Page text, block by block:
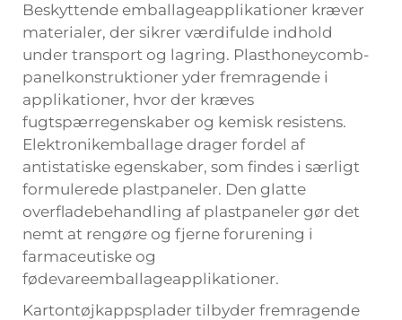
Beskyttende emballageapplikationer kræver
materialer, der sikrer værdifulde indhold
under transport og lagring. Plasthoneycomb-
panelkonstruktioner yder fremragende i
applikationer, hvor der kræves
fugtspærregenskaber og kemisk resistens.
Elektronikemballage drager fordel af
antistatiske egenskaber, som findes i særligt
formulerede plastpaneler. Den glatte
overfladebehandling af plastpaneler gør det
nemt at rengøre og fjerne forurening i
farmaceutiske og
fødevareemballageapplikationer.
Kartontøjkappsplader tilbyder fremragende